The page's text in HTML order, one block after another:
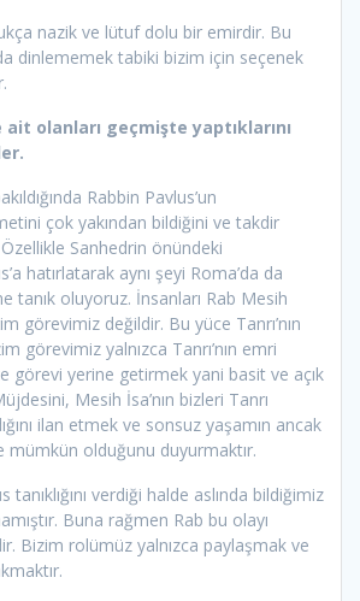
nazik ve lütuf dolu bir emirdir. Bu
dinlememek tabiki bizim için seçenek
ait olanları geçmişte yaptıklarını
Rabbin Pavlus’un
çok yakından bildiğini ve takdir
Sanhedrin önündeki
hatırlatarak aynı şeyi Roma’da da
tanık oluyoruz. İnsanları Rab Mesih
görevimiz değildir. Bu yüce Tanrı’nın
görevimiz yalnızca Tanrı’nın emri
görevi yerine getirmek yani basit ve açık
Mesih İsa’nın bizleri Tanrı
ilan etmek ve sonsuz yaşamın ancak
mümkün olduğunu duyurmaktır.
tanıklığını verdiği halde aslında bildiğimiz
Buna rağmen Rab bu olayı
Bizim rolümüz yalnızca paylaşmak ve